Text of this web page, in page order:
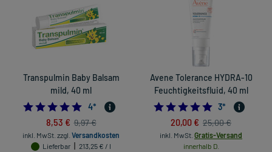
Transpulmin Baby Balsam
mild, 40 ml
5.0
4*
8,53 € 9,97 €
inkl. MwSt. zzgl. Versandkosten
Lieferbar
213,25 € / l
Avene Tolerance HYDRA-10
Feuchtigkeitsfluid, 40 ml
5.0
3*
20,00 € 25,00 €
inkl. MwSt. Gratis-Versand
innerhalb D.